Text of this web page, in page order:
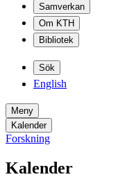
Samverkan
Om KTH
Bibliotek
Sök
English
Meny
Kalender
Forskning
Kalender